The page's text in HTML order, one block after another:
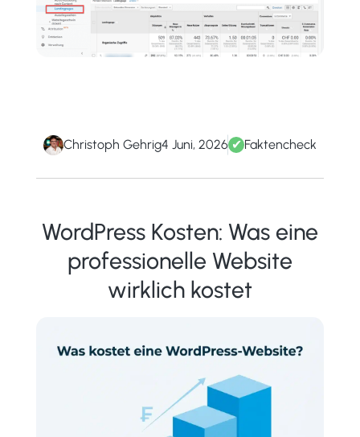
WordPress Kosten: Was eine
professionelle Website
wirklich kostet
Christoph Gehrig4 Juni, 2026 ✔ Faktencheck